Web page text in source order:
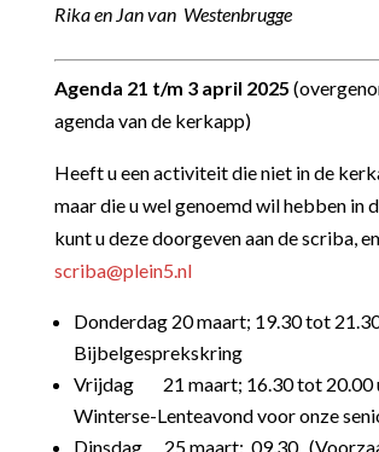
Rika en Jan van Westenbrugge
Agenda 21 t/m 3 april 2025
agenda van de kerkapp)
Heeft u een activiteit die niet in de
maar die u wel genoemd wil hebben in
kunt u deze doorgeven aan de scriba,
scriba@plein5.nl
Donderdag 20 maart; 19.30 tot
Bijbelgesprekskring
Vrijdag 21 maart; 16.30 tot 20.00
Winterse-Lenteavond voor onze
Dinsdag 25 maart; 09.30